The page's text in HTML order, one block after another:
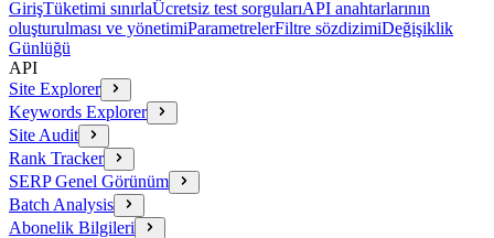
GirişTüketimi sınırlaÜcretsiz test sorgularıAPI anahtarlarının
oluşturulması ve yönetimiParametrelerFiltre sözdizimiDeğişiklik
Günlüğü
API
Site Explorer
Keywords Explorer
Site Audit
Rank Tracker
SERP Genel Görünüm
Batch Analysis
Abonelik Bilgileri